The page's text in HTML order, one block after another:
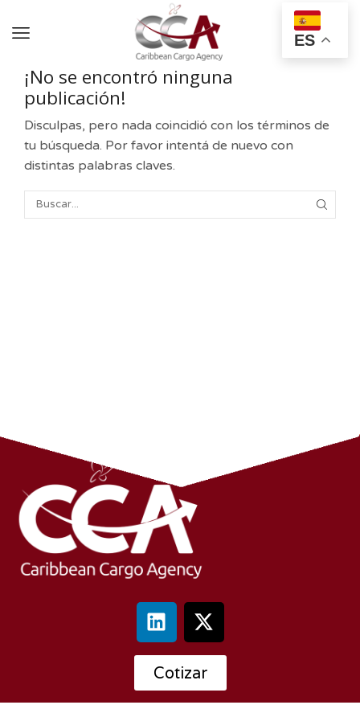
ES
¡No se encontró ninguna
publicación!
Disculpas, pero nada coincidió con los términos de
tu búsqueda. Por favor intentá de nuevo con
distintas palabras claves.
Cotizar